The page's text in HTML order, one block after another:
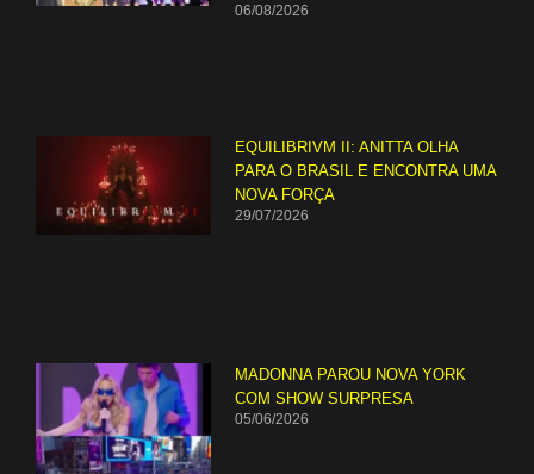
06/08/2026
EQUILIBRIVM II: ANITTA OLHA
PARA O BRASIL E ENCONTRA UMA
NOVA FORÇA
29/07/2026
MADONNA PAROU NOVA YORK
COM SHOW SURPRESA
05/06/2026